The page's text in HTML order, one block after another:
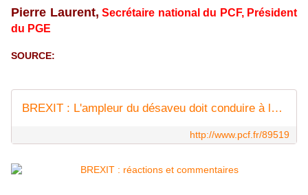
Pierre Laurent, Secrétaire national du PCF, Président
du PGE
SOURCE:
BREXIT : L'ampleur du désaveu doit conduire à la refondation de l'UE (Pierre Laurent)
http://www.pcf.fr/89519